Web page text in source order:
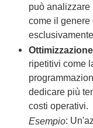
può
come il genere
ripetitivi come
dedicare più
costi operativi.
Esempio: